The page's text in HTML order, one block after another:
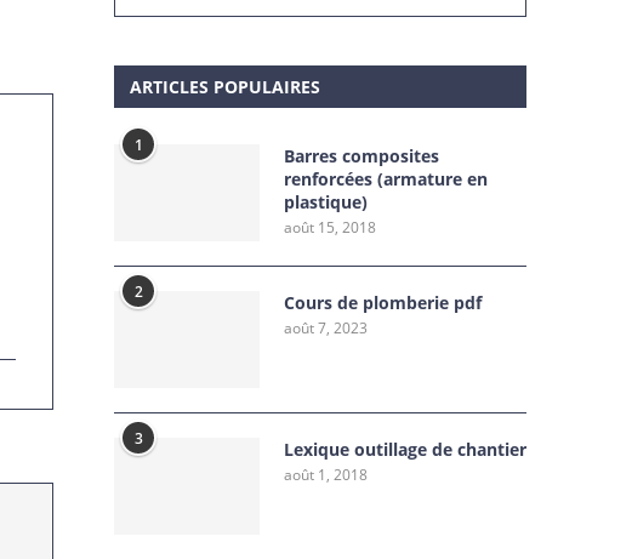
ARTICLES POPULAIRES
1
Barres composites
renforcées (armature en
plastique)
août 15, 2018
2 Cours de plomberie pdf
août 7, 2023
3 Lexique outillage de chantier
août 1, 2018